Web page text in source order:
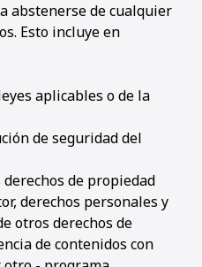
abstenerse de cualquier
Esto incluye en
aplicables o de la
de seguridad del
de propiedad
derechos personales y
otros derechos de
de contenidos con